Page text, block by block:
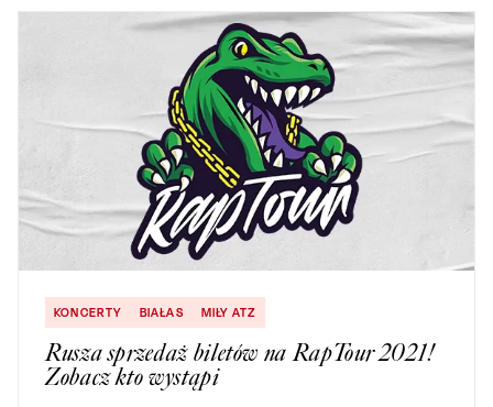
KONCERTY BIAŁAS MIŁY ATZ
Rusza sprzedaż biletów na RapTour 2021!
Zobacz kto wystąpi